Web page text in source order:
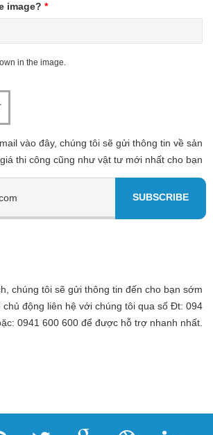
image? *
in the image.
vào đây, chúng tôi sẽ gửi thông tin về sản
thi công cũng như vật tư mới nhất cho bạn
chúng tôi sẽ gửi thông tin đến cho bạn sớm
chủ động liên hệ với chúng tôi qua số Đt: 094
0941 600 600 để được hỗ trợ nhanh nhất.